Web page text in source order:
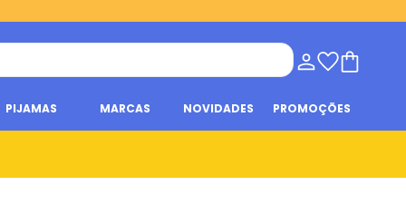
PIJAMAS MARCAS NOVIDADES PROMOÇÕES